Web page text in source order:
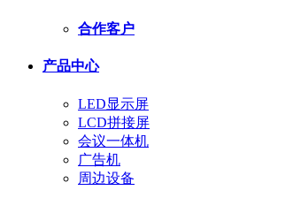
合作客户
产品中心
LED显示屏
LCD拼接屏
会议一体机
广告机
周边设备